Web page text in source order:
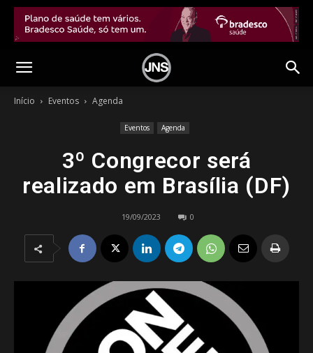
Início Eventos Agenda
Eventos Agenda
3º Congrecor será
realizado em Brasília (DF)
19/09/2023 0